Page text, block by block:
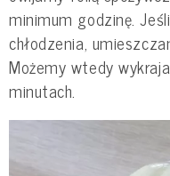
minimum godzinę.
chłodzenia,
Możemy wtedy
minutach.